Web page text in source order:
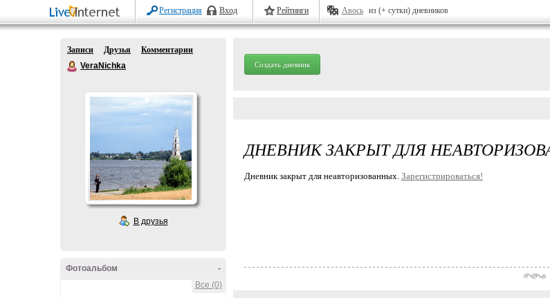
Регистрация Вход Рейтинги Авось из (+ сутки) дневников
Записи Друзья
Комментарии
VeraNichka
В друзья
-
Фотоальбом
Все (0)
Создать дневник
ДНЕВНИК ЗАКРЫТ ДЛЯ
Дневник закрыт для неавторизованных. Зарегистрироваться!